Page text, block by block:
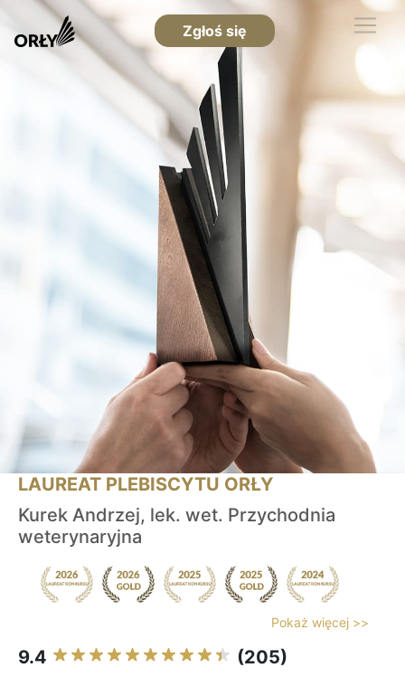
Zgłoś się
LAUREAT PLEBISCYTU ORŁY
Kurek Andrzej, lek. wet. Przychodnia
weterynaryjna
Pokaż więcej >>
9.4 (205)